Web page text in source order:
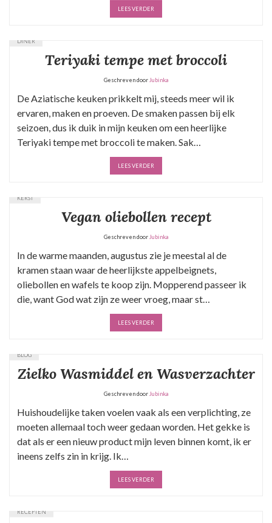
LEES VERDER
DINER
Teriyaki tempe met broccoli
Geschreven door Jubinka
De Aziatische keuken prikkelt mij, steeds meer wil ik
ervaren, maken en proeven. De smaken passen bij elk
seizoen, dus ik duik in mijn keuken om een heerlijke
Teriyaki tempe met broccoli te maken. Sak…
LEES VERDER
KERST
Vegan oliebollen recept
Geschreven door Jubinka
In de warme maanden, augustus zie je meestal al de
kramen staan waar de heerlijkste appelbeignets,
oliebollen en wafels te koop zijn. Mopperend passeer ik
die, want God wat zijn ze weer vroeg, maar st…
LEES VERDER
BLOG
Zielko Wasmiddel en Wasverzachter
Geschreven door Jubinka
Huishoudelijke taken voelen vaak als een verplichting, ze
moeten allemaal toch weer gedaan worden. Het gekke is
dat als er een nieuw product mijn leven binnen komt, ik er
ineens zelfs zin in krijg. Ik…
LEES VERDER
RECEPTEN